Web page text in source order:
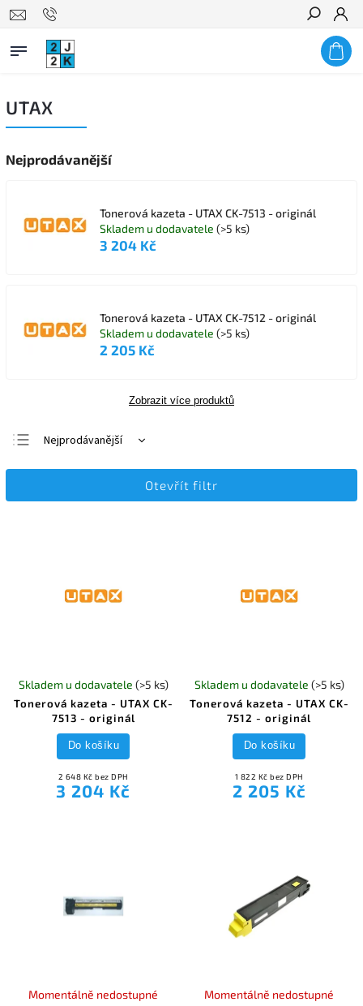
Hledat
UTAX
Nejprodávanější
Tonerová kazeta - UTAX CK-7513 - originál
Skladem u dodavatele (>5 ks)
3 204 Kč
Tonerová kazeta - UTAX CK-7512 - originál
Skladem u dodavatele (>5 ks)
2 205 Kč
Zobrazit více produktů
Nejprodávanější
Nejlevnější
Otevřít filtr
Tonerová kazeta - UTAX CK-
7513 - originál
Skladem u dodavatele (>5 ks)
2 648 Kč bez DPH
3 204 Kč
Do košíku
Tonerová kazeta - UTAX CK-
7512 - originál
Skladem u dodavatele (>5 ks)
1 822 Kč bez DPH
2 205 Kč
Do košíku
Momentálně nedostupné Momentálně nedostupné